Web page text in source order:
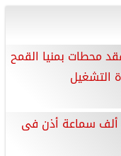
محطات بمنيا القمح
التشغيل
سماعة أذن فى